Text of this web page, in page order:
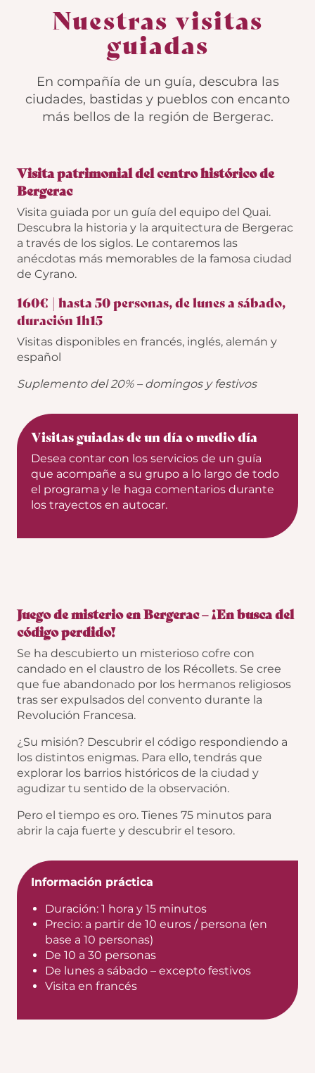
Nuestras privatizaciones
La experiencia Cyrano
Nuestras visitas
guiadas
En compañía de un guía, descubra las
ciudades, bastidas y pueblos con encanto
más bellos de la región de Bergerac.
Visita patrimonial del centro histórico de
Bergerac
Visita guiada por un guía del equipo del Quai.
Descubra la historia y la arquitectura de Bergerac
a través de los siglos. Le contaremos las
anécdotas más memorables de la famosa ciudad
de Cyrano.
160€ | hasta 50 personas, de lunes a sábado,
duración 1h15
Visitas disponibles en francés, inglés, alemán y
español
Suplemento del 20% – domingos y festivos
Visitas guiadas de un día o medio día
Desea contar con los servicios de un guía
que acompañe a su grupo a lo largo de todo
el programa y le haga comentarios durante
los trayectos en autocar.
Juego de misterio en Bergerac – ¡En busca del
código perdido!
Se ha descubierto un misterioso cofre con
candado en el claustro de los Récollets. Se cree
que fue abandonado por los hermanos religiosos
tras ser expulsados del convento durante la
Revolución Francesa.
¿Su misión? Descubrir el código respondiendo a
los distintos enigmas. Para ello, tendrás que
explorar los barrios históricos de la ciudad y
agudizar tu sentido de la observación.
Pero el tiempo es oro. Tienes 75 minutos para
abrir la caja fuerte y descubrir el tesoro.
Información práctica
Duración: 1 hora y 15 minutos
Precio: a partir de 10 euros / persona (en
base a 10 personas)
De 10 a 30 personas
De lunes a sábado – excepto festivos
Visita en francés